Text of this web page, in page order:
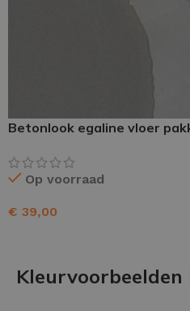
Betonlook egaline vloer
Op voorraad
€ 39,00